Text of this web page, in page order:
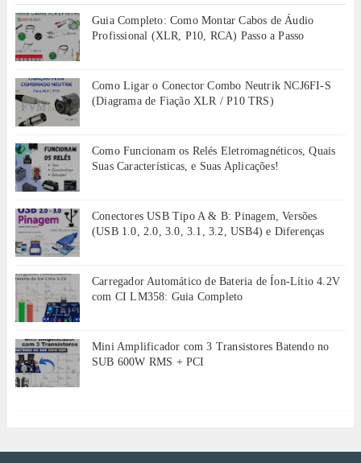
Guia Completo: Como Montar Cabos de Áudio
Profissional (XLR, P10, RCA) Passo a Passo
Como Ligar o Conector Combo Neutrik NCJ6FI-S
(Diagrama de Fiação XLR / P10 TRS)
Como Funcionam os Relés Eletromagnéticos, Quais
Suas Características, e Suas Aplicações!
Conectores USB Tipo A & B: Pinagem, Versões
(USB 1.0, 2.0, 3.0, 3.1, 3.2, USB4) e Diferenças
Carregador Automático de Bateria de Íon-Lítio 4.2V
com CI LM358: Guia Completo
Mini Amplificador com 3 Transistores Batendo no
SUB 600W RMS + PCI